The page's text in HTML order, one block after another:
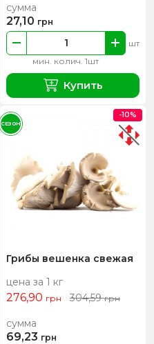
мин. колич. 1шт
шт
сумма
27,10 грн
Купить
Грибы вешенка свежая
цена за 1 кг
276,90 грн 304,59грн
сумма
69,23 грн
-10%
СЕЗОН